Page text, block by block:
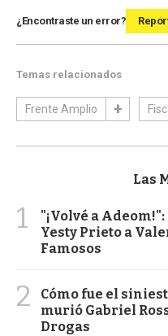
¿Encontraste un error?
Temas relacionados
Frente Amplio
Las
1
"¡Volvé a
Yesty Prieto a
Famosos
2
Cómo fue el
murió Gabriel
Drogas